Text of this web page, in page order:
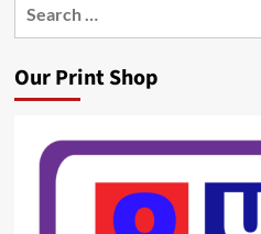
Our Print Shop